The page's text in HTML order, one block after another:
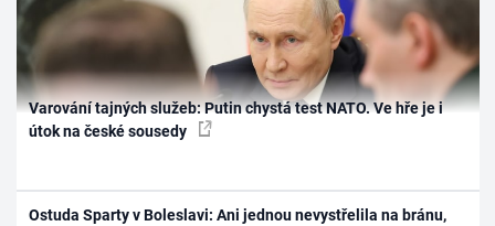
Varování tajných služeb: Putin chystá test NATO. Ve hře je i
útok na české sousedy
Ostuda Sparty v Boleslavi: Ani jednou nevystřelila na bránu,